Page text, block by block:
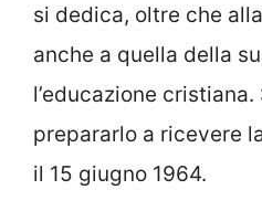
si dedica, oltre che
anche a quella della
l’educazione
prepararlo a ricevere
il 15 giugno 1964.